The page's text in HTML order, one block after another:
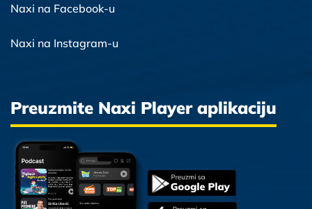
Naxi na Facebook-u
Naxi na Instagram-u
Preuzmite Naxi Player aplikaciju